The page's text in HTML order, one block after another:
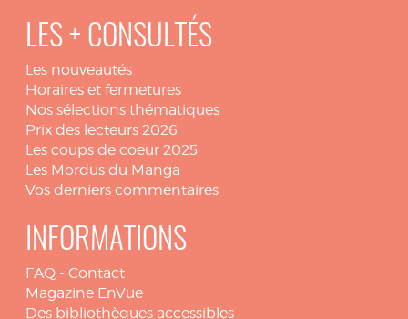
LES + CONSULTÉS
Les nouveautés
Horaires et fermetures
Nos sélections thématiques
Prix des lecteurs 2026
Les coups de coeur 2025
Les Mordus du Manga
Vos derniers commentaires
INFORMATIONS
FAQ - Contact
Magazine EnVue
Des bibliothèques accessibles